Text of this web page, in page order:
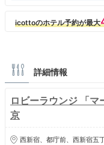
詳細情報
ロビーラウンジ 「
京
西新宿、都庁前、西新宿五